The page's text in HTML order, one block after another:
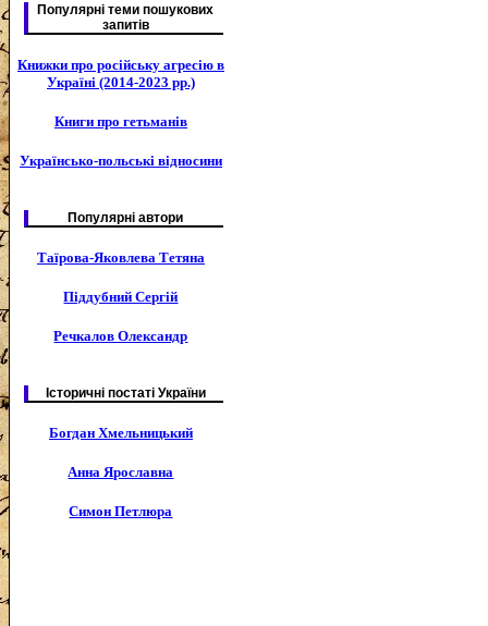
Популярні теми пошукових
запитів
Книжки про російську агресію в
Україні (2014-2023 рр.)
Книги про гетьманів
Українсько-польські відносини
Популярні автори
Таїрова-Яковлева Тетяна
Піддубний Сергій
Речкалов Олександр
Історичні постаті України
Богдан Хмельницький
Анна Ярославна
Симон Петлюра